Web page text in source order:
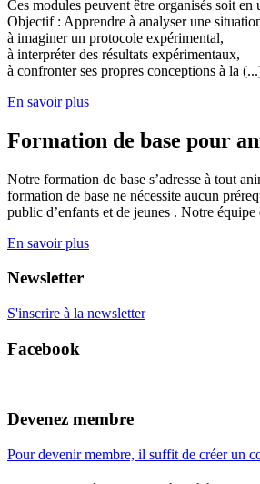
Ces modules peuvent être organisés soit
Objectif : Apprendre à analyser une
à imaginer un protocole expérimental,
à interpréter des résultats expérimentaux,
à confronter ses propres conceptions à la
En savoir plus
Formation de base pour
Notre formation de base s’adresse à tout
formation de base ne nécessite aucun
public d’enfants et de jeunes . Notre
En savoir plus
Newsletter
S'inscrire à la newsletter
Facebook
Devenez membre
Pour devenir membre, il suffit de créer un